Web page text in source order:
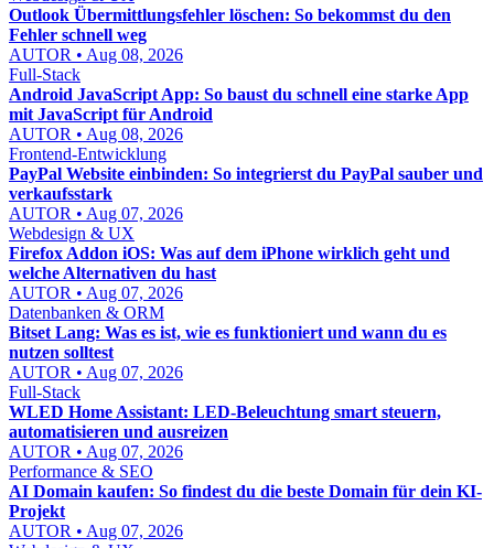
Outlook Übermittlungsfehler löschen: So bekommst du den
Fehler schnell weg
AUTOR • Aug 08, 2026
Full-Stack
Android JavaScript App: So baust du schnell eine starke App
mit JavaScript für Android
AUTOR • Aug 08, 2026
Frontend-Entwicklung
PayPal Website einbinden: So integrierst du PayPal sauber und
verkaufsstark
AUTOR • Aug 07, 2026
Webdesign & UX
Firefox Addon iOS: Was auf dem iPhone wirklich geht und
welche Alternativen du hast
AUTOR • Aug 07, 2026
Datenbanken & ORM
Bitset Lang: Was es ist, wie es funktioniert und wann du es
nutzen solltest
AUTOR • Aug 07, 2026
Full-Stack
WLED Home Assistant: LED-Beleuchtung smart steuern,
automatisieren und ausreizen
AUTOR • Aug 07, 2026
Performance & SEO
AI Domain kaufen: So findest du die beste Domain für dein KI-
Projekt
AUTOR • Aug 07, 2026